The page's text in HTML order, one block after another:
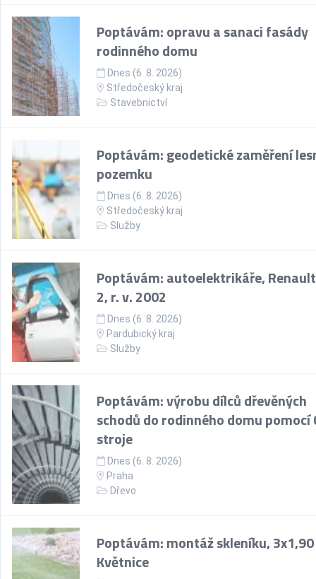
Poptávám: opravu a sanaci fasády
rodinného domu
Dnes (6. 8. 2026)
Středočeský kraj
Stavebnictví
Poptávám: geodetické zaměření
pozemku
Dnes (6. 8. 2026)
Středočeský kraj
Služby
Poptávám: autoelektrikáře,
2, r. v. 2002
Dnes (6. 8. 2026)
Pardubický kraj
Služby
Poptávám: výrobu dílců dřevěných
schodů do rodinného domu pomocí
stroje
Dnes (6. 8. 2026)
Praha
Dřevo
Poptávám: montáž skleníku,
Květnice